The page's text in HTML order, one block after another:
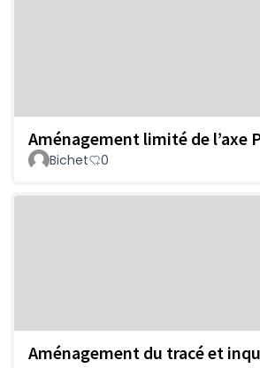
Aménagement limité de l’axe
Bichet 0
Aménagement du tracé et